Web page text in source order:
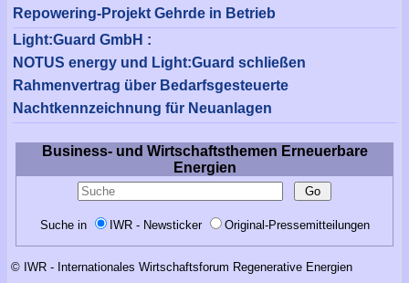
Repowering-Projekt Gehrde in Betrieb
Light:Guard GmbH :
NOTUS energy und Light:Guard schließen
Rahmenvertrag über Bedarfsgesteuerte
Nachtkennzeichnung für Neuanlagen
Business- und Wirtschaftsthemen Erneuerbare
Energien
Suche in IWR - Newsticker Original-Pressemitteilungen
© IWR - Internationales Wirtschaftsforum Regenerative Energien